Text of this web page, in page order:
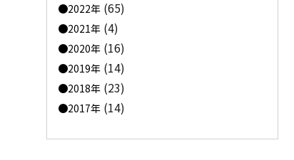
2022年 (65)
2021年 (4)
2020年 (16)
2019年 (14)
2018年 (23)
2017年 (14)